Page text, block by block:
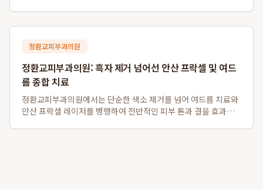
할 수 있으며, 명동역...
정환교피부과의원
정환교피부과의원: 흑자 제거 넘어선 안산 프락셀 및 여드
름 종합 치료
정환교피부과의원에서는 단순한 색소 제거를 넘어 여드름 치료와
안산 프락셀 레이저를 병행하여 전반적인 피부 톤과 결을 효과적